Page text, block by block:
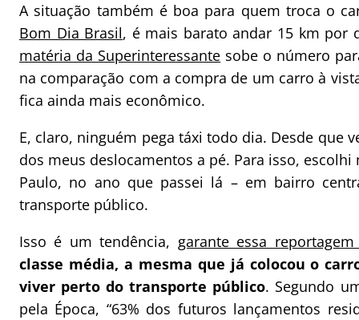
A situação também é boa para quem troca o
Bom Dia Brasil, é mais barato andar 15 km
matéria da Superinteressante sobe o número
na comparação com a compra de um carro à
fica ainda mais econômico.
E, claro, ninguém pega táxi todo dia. Desde que
dos meus deslocamentos a pé. Para isso,
Paulo, no ano que passei lá – em bairro
transporte público.
Isso é um tendência, garante essa
classe média, a mesma que já colocou o
viver perto do transporte público. Segundo
pela Época, “63% dos futuros lançamentos